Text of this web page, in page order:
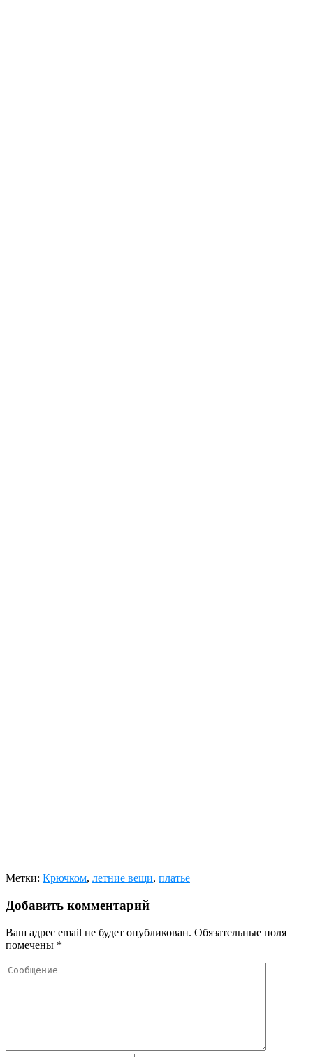
Метки: Крючком, летние вещи, платье
Добавить комментарий
Ваш адрес email не будет опубликован. Обязательные поля
помечены *